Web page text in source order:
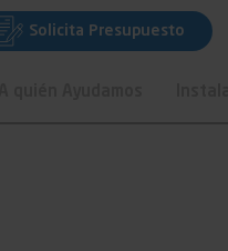
Solicita Presupuesto